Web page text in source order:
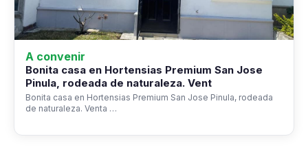
A convenir
Bonita casa en Hortensias Premium San Jose
Pinula, rodeada de naturaleza. Vent
Bonita casa en Hortensias Premium San Jose Pinula, rodeada
de naturaleza. Venta …